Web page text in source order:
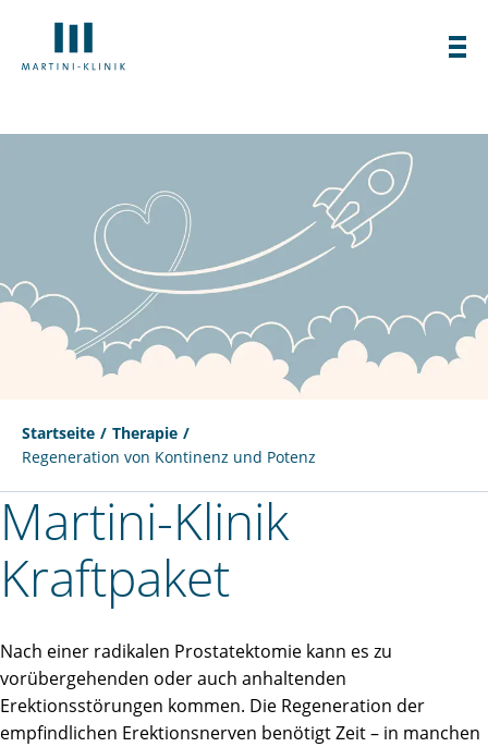
Startseite
Therapie
Regeneration von Kontinenz und Potenz
Martini-Klinik
Kraftpaket
Nach einer radikalen Prostatektomie kann es zu
vorübergehenden oder auch anhaltenden
Erektionsstörungen kommen. Die Regeneration der
empfindlichen Erektionsnerven benötigt Zeit – in manchen